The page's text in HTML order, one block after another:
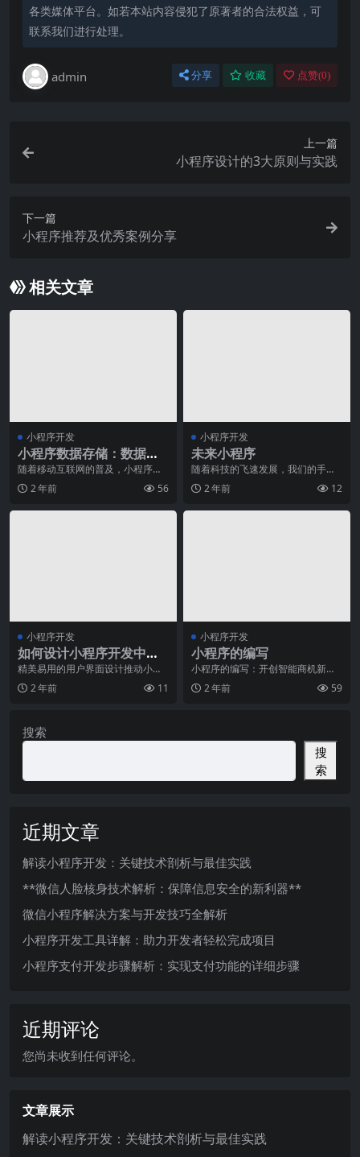
各类媒体平台。如若本站内容侵犯了原著者的合法权益，可
联系我们进行处理。
admin 分享 收藏 点赞(0)
上一篇
小程序设计的3大原则与实践
下一篇
小程序推荐及优秀案例分享
相关文章
小程序开发
小程序数据存储：数据库
设计与实践
随着移动互联网的普及，小程序经
过近几年的发展，已成为重要的互
联网应用平台之一，并
2 年前 56
小程序开发
未来小程序
随着科技的飞速发展，我们的手机
已经成为了我们生活中必不可少的
一部分。而在手机上，
2 年前 12
小程序开发
如何设计小程序开发中的
用户界面
精美易用的用户界面设计推动小程
序开发蓬勃发展如今，小程序已经
成为互联网行业中备受
2 年前 11
小程序开发
小程序的编写
小程序的编写：开创智能商机新时
代如今，随着移动互联网的不断发
展，小程序已经成为了
2 年前 59
搜索
搜
索
近期文章
解读小程序开发：关键技术剖析与最佳实践
**微信人脸核身技术解析：保障信息安全的新利器**
微信小程序解决方案与开发技巧全解析
小程序开发工具详解：助力开发者轻松完成项目
小程序支付开发步骤解析：实现支付功能的详细步骤
近期评论
您尚未收到任何评论。
文章展示
解读小程序开发：关键技术剖析与最佳实践